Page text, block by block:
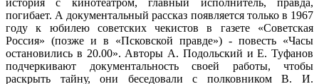
история с кинотеатром, главный исполнитель, правда,
погибает. А документальный рассказ появляется только в 1967
году к юбилею советских чекистов в газете «Советская
Россия» (позже и в «Псковской правде») - повесть «Часы
остановились в 20.00». Авторы А. Подольский и Е. Туфанов
подчеркивают документальность своей работы, чтобы
раскрыть тайну, они беседовали с полковником В. И.